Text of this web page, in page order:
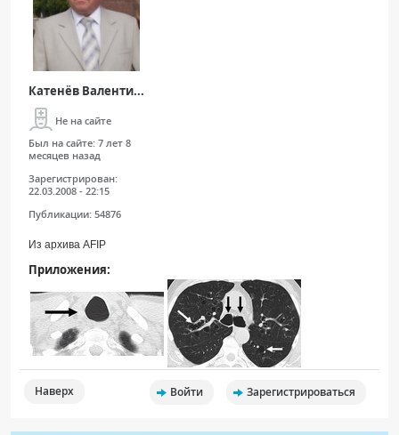
Катенёв Валенти...
Не на сайте
Был на сайте: 7 лет 8
месяцев назад
Зарегистрирован:
22.03.2008 - 22:15
Публикации: 54876
Из архива AFIP
Приложения:
Наверх Войти Зарегистрироваться